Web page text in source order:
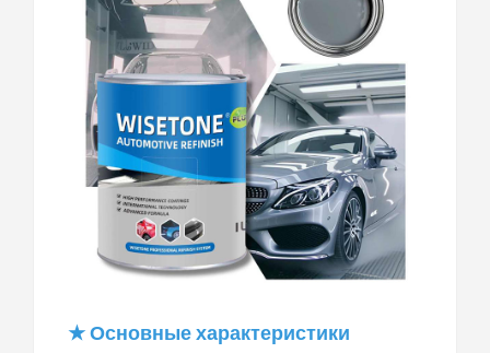
★ Основные характеристики